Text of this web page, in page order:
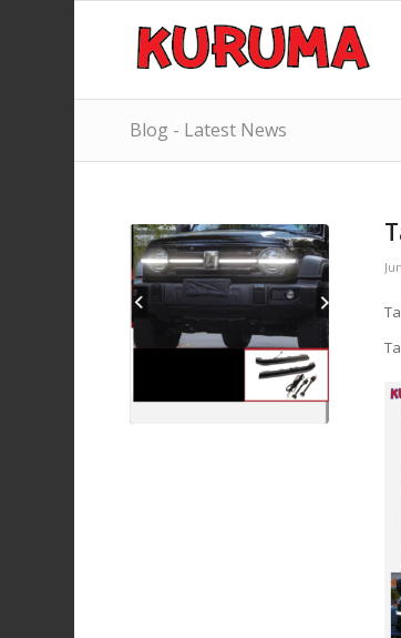
Blog - Latest News